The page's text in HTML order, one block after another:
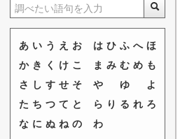
あ い う え お
か き く け こ
さ し す せ そ
た ち つ て と
な に ぬ ね の
は ひ ふ へ ほ
ま み む め も
や
ゆ
よ
ら り る れ ろ
わ